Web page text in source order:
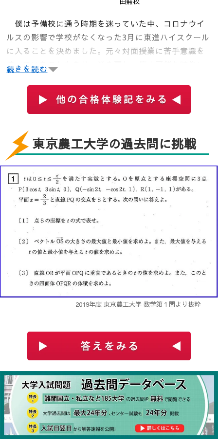
～東京農工大学 農学部共同獣医学科4年 小林杏子さ
んにインタビュー～
Q：何を学んでいますか？
A：アミロイドーシスという病気の病態の解明をしてい
ます。人で言う、アミロイドーシスの病気の診断法と
か予防法とか治療法の解明につながったりします。
～東京農工大学 農学部生物生産学科4年 長井博紀さ
んにインタビュー～
Q：何を学んでいますか？
A：専門は動物繁殖学で、牛受精卵の染色体異常を、牛
の胚自体がその染色体異常から回復する機構を持って
いるのではないだろうかということについて研究して
研究力で世界をリードする人材を生み出す東京農工大
学。レベルの高い研究が生み出される秘訣は一体何で
しょうか？
～東京農工大学 農学部学部長 千葉一裕さんにイン
Q：東京農工大学の研究力の高さの秘訣とは何でしょ
A：実は研究で一番大事なのは、自分で見て感じていろ
いろ思い浮かべてそれが本当なのかどうかについて調
べていくというような好奇心であり、それが研究力の
基本ではないかなと思います。また、研究の対象物も
非常に多岐に及んでいますし、興味を持ったら誰で
も、そこにまっすぐ進んでいける環境が出来上がって
いるということだと思っています。
僕は予備校に通う時期を迷っていた中、コロナウイ
ルスの影響で学校がなくなった3月に東進ハイスクール
に入ることを決めました。元々対面授業に苦手意識を
持っていたこともあり、巻き戻し・停止可能な映像に
点分析とルーティーンを作ることだと思います。 弱点
分析をするためには、早めに受講を終わらせることが
重要だと思います。その時ただ受講を終えて勉強終了
にするのではなく、その講座の問題の復習をその日の
うちにやることも重要です。
私は緊急事態宣言により自粛体制に入り校舎が閉館し
ていた時期に、1日三コマを最低限として受講していた
のですが、復習を怠っていたため間違った知識を身に
着けていて、改善に時間がかかりました。受講が早く
終われば実践に移れるので、問題集や年度別、志望校
の過去問を時間を測ってとき、間違えやすい分野を問
ると思います。
また毎日むやみに問題を解くのではなく毎日何時にど
の科目のどの分野を解くと決めておくと習慣化でき、
さらに時間を測っておくと本番も時間に気を取られる
ことなく集中して実力を発揮できるので、今後の受験
続きを読む
東京農工大学の過去問に挑戦
2019年度 東京農工大学 数学第１問より抜粋